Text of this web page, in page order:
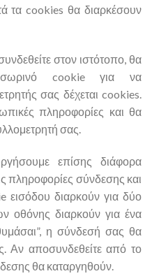
τα cookies θα διαρκέσουν
στον ιστότοπο, θα
cookie για να
σας δέχεται cookies.
πληροφορίες και θα
σας.
επίσης διάφορα
πληροφορίες σύνδεσης και
εισόδου διαρκούν για δύο
οθόνης διαρκούν για ένα
η σύνδεσή σας θα
Αν αποσυνδεθείτε από το
θα καταργηθούν.